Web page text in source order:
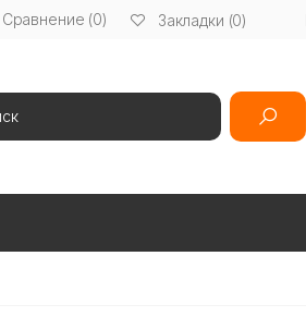
Сравнение (0) Закладки (0)